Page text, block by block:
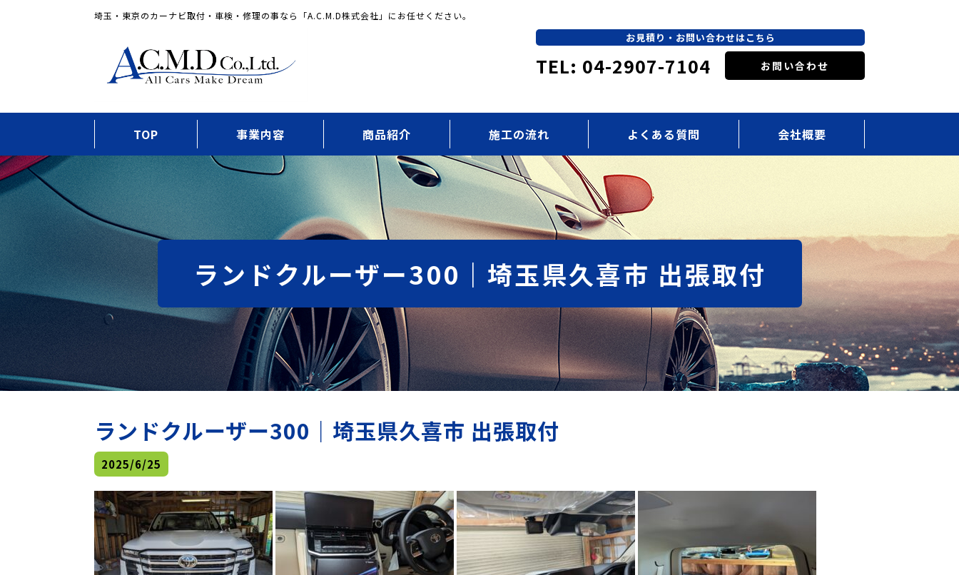
埼玉・東京のカーナビ取付・車検・修理の事なら「A.C.M.D株式会社」にお任せください。
お見積り・お問い合わせはこちら
TEL: 04-2907-7104 お問い合わせ
TOP 事業内容 商品紹介 施工の流れ よくある質問 会社概要
ランドクルーザー300｜埼玉県久喜市 出張取付
ランドクルーザー300｜埼玉県久喜市 出張取付
2025/6/25